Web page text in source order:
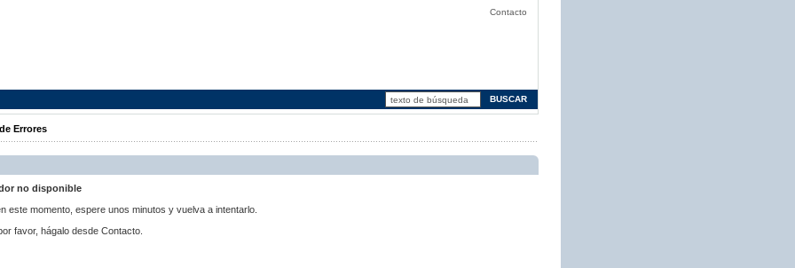
Contacto
Errores
no disponible
este momento, espere unos minutos y vuelva a intentarlo.
favor, hágalo desde Contacto.